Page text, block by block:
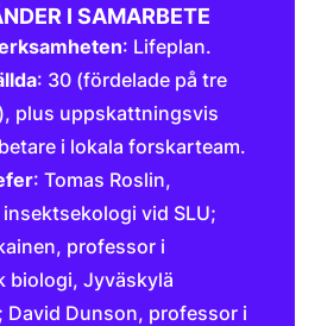
I SAMARBETE
: Lifeplan.
: 30 (fördelade på tre
plus uppskattningsvis
i lokala forskarteam.
: Tomas Roslin,
vid SLU;
professor i
biologi, Jyväskylä
David Dunson, professor i